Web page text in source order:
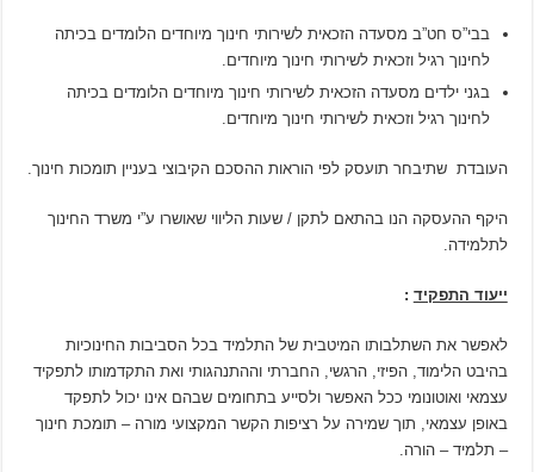
בבי”ס חט”ב מסעדה הזכאית לשירותי חינוך מיוחדים הלומדים בכיתה
לחינוך רגיל וזכאית לשירותי חינוך מיוחדים.
בגני ילדים מסעדה הזכאית לשירותי חינוך מיוחדים הלומדים בכיתה
לחינוך רגיל וזכאית לשירותי חינוך מיוחדים.
העובדת שתיבחר תועסק לפי הוראות ההסכם הקיבוצי בעניין תומכות חינוך.
היקף ההעסקה הנו בהתאם לתקן / שעות הליווי שאושרו ע”י משרד החינוך
לתלמידה.
ייעוד התפקיד :
לאפשר את השתלבותו המיטבית של התלמיד בכל הסביבות החינוכיות
בהיבט הלימוד, הפיזי, הרגשי, החברתי וההתנהגותי ואת התקדמותו לתפקיד
עצמאי ואוטונומי ככל האפשר ולסייע בתחומים שבהם אינו יכול לתפקד
באופן עצמאי, תוך שמירה על רציפות הקשר המקצועי מורה – תומכת חינוך
– תלמיד – הורה.